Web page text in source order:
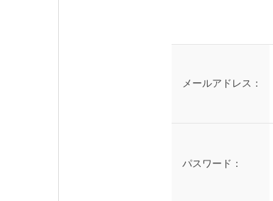
メールアドレス：
パスワード：